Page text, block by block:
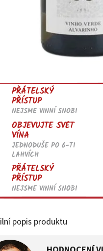
PŘÁTELSKÝ
PŘÍSTUP
NEJSME VINNÍ SNOBI
OBJEVUJTE SVĚT
VÍNA
JEDNODUŠE PO 6-TI
LAHVÍCH
PŘÁTELSKÝ
PŘÍSTUP
NEJSME VINNÍ SNOBI
popis produktu